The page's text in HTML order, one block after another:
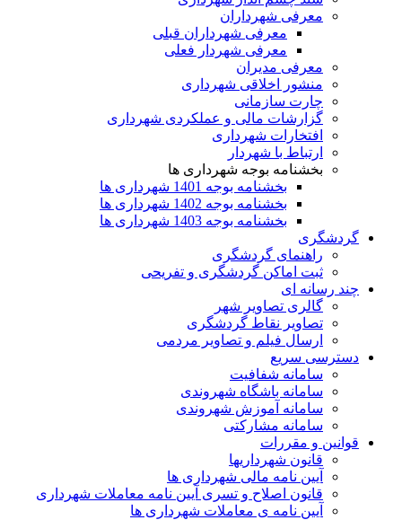
معرفی شهرداران
معرفی شهرداران قبلی
معرفی شهردار فعلی
معرفی مدیران
منشور اخلاقی شهرداری
چارت سازمانی
گزارشات مالی و عملکردی شهرداری
افتخارات شهرداری
ارتباط با شهردار
بخشنامه بوجه شهرداری ها
بخشنامه بوجه 1401 شهرداری ها
بخشنامه بوجه 1402 شهرداری ها
بخشنامه بوجه 1403 شهرداری ها
گردشگری
راهنمای گردشگری
ثبت اماکن گردشگری و تفریحی
چند رسانه ای
گالری تصاویر شهر
تصاویر نقاط گردشگری
ارسال فیلم و تصاویر مردمی
دسترسی سریع
سامانه شفافیت
سامانه باشگاه شهروندی
سامانه آموزش شهروندی
سامانه مشارکتی
قوانین و مقررات
قانون شهرداریها
آیین نامه مالی شهرداری ها
قانون اصلاح و تسری آیین نامه معاملات شهرداری
آیین نامه ی معاملات شهرداری ها